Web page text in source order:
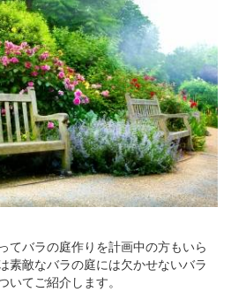
てバラの庭作りを計画中の方もいら
素敵なバラの庭には欠かせないバラ
てご紹介します。